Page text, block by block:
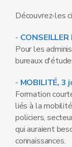
Découvrez-les
-
Pour les
bureaux
- MOBILITÉ,
Formation
liés à la
policiers,
qui auraient
connaissances.